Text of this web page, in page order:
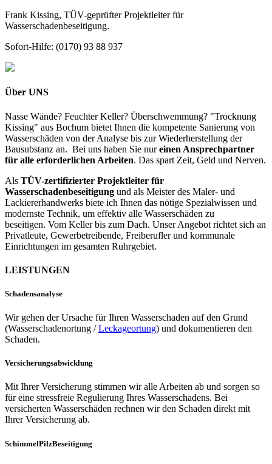
Frank Kissing, TÜV-geprüfter Projektleiter für
Wasserschadenbeseitigung.
Sofort-Hilfe: (0170) 93 88 937
Über UNS
Nasse Wände? Feuchter Keller? Überschwemmung? "Trocknung
Kissing" aus Bochum bietet Ihnen die kompetente Sanierung von
Wasserschäden von der Analyse bis zur Wiederherstellung der
Bausubstanz an. Bei uns haben Sie nureinen Ansprechpartner
für alle erforderlichen Arbeiten. Das spart Zeit, Geld und Nerven.
Als TÜV-zertifizierter Projektleiter für
Wasserschadenbeseitigung und als Meister des Maler- und
Lackiererhandwerks biete ich Ihnen das nötige Spezialwissen und
modernste Technik, um effektiv alle Wasserschäden zu
beseitigen. Vom Keller bis zum Dach. Unser Angebot richtet sich an
Privatleute, Gewerbetreibende, Freiberufler und kommunale
Einrichtungen im gesamten Ruhrgebiet.
LEISTUNGEN
Schadensanalyse
Wir gehen der Ursache für Ihren Wasserschaden auf den Grund
(Wasserschadenortung /Leckageortung) und dokumentieren den
Schaden.
Versicherungsabwicklung
Mit Ihrer Versicherung stimmen wir alle Arbeiten ab und sorgen so
für eine stressfreie Regulierung Ihres Wasserschadens. Bei
versicherten Wasserschäden rechnen wir den Schaden direkt mit
Ihrer Versicherung ab.
SchimmelPilzBeseitigung